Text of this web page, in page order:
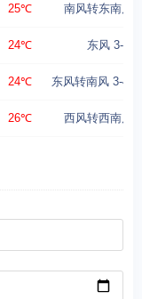
25℃ 南风转东南风
24℃ 东风 3-4级
24℃ 东风转南风 3-4
26℃ 西风转西南风